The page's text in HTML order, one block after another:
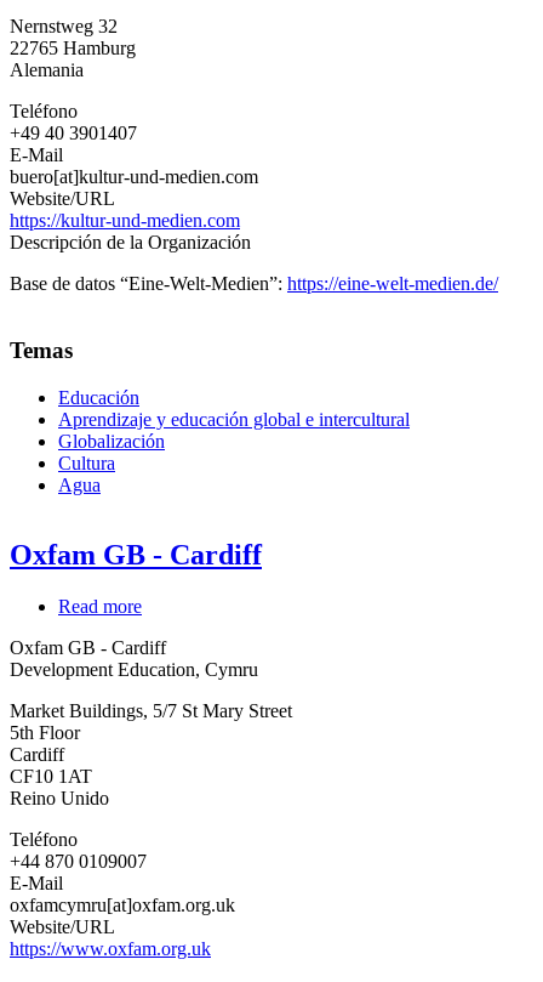
Nernstweg 32
22765 Hamburg
Alemania
Teléfono
+49 40 3901407
E-Mail
buero[at]kultur-und-medien.com
Website/URL
https://kultur-und-medien.com
Descripción de la Organización
Base de datos “Eine-Welt-Medien”: https://eine-welt-medien.de/
Temas
Educación
Aprendizaje y educación global e intercultural
Globalización
Cultura
Agua
Oxfam GB - Cardiff
Read more
GB
-
Oxfam GB - Cardiff
Development Education, Cymru
Market Buildings, 5/7 St Mary Street
5th Floor
Cardiff
CF10 1AT
Reino Unido
Teléfono
+44 870 0109007
E-Mail
oxfamcymru[at]oxfam.org.uk
Website/URL
https://www.oxfam.org.uk